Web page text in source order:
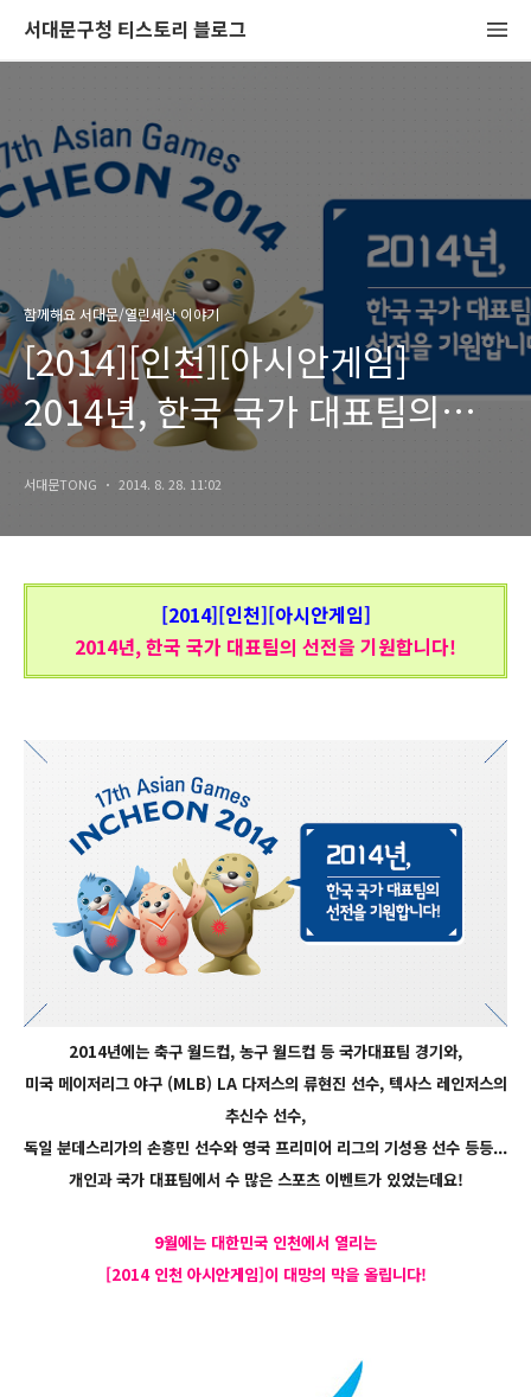
서대문구청 티스토리 블로그
함께해요 서대문/열린세상 이야기
[2014][인천][아시안게임]
2014년, 한국 국가 대표팀의
선전을 기원합니다!
서대문TONG 2014. 8. 28. 11:02
[2014][인천][아시안게임]
2014년, 한국 국가 대표팀의 선전을 기원합니다!
2014년에는 축구 월드컵, 농구 월드컵 등 국가대표팀 경기와,
미국 메이저리그 야구 (MLB) LA 다저스의 류현진 선수, 텍사스 레인저스의
추신수 선수,
독일 분데스리가의 손흥민 선수와 영국 프리미어 리그의 기성용 선수 등등...
개인과 국가 대표팀에서 수 많은 스포츠 이벤트가 있었는데요!
9월에는 대한민국 인천에서 열리는
[2014 인천 아시안게임]이 대망의 막을 올립니다!